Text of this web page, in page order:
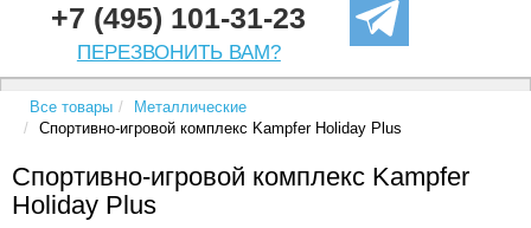
+7 (495) 101-31-23
ПЕРЕЗВОНИТЬ ВАМ?
Все товары
Металлические
Спортивно-игровой комплекс Kampfer Holiday Plus
Спортивно-игровой комплекс Kampfer
Holiday Plus